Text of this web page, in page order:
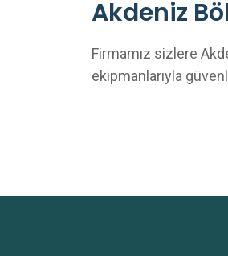
Akdeniz
Firmamız sizlere
ekipmanlarıyla